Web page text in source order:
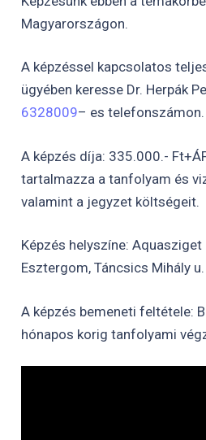
Magyarországon.
A képzéssel kapcsolatos
ügyében keresse Dr. Herpák
6328009– es telefonszámon.
A képzés díja: 335.000.-
tartalmazza a tanfolyam és
valamint a jegyzet költségeit.
Képzés helyszíne:
Esztergom, Táncsics Mihály
A képzés bemeneti feltétele:
hónapos korig tanfolyami